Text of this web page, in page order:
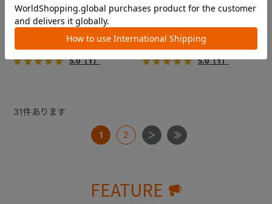
『FikaGO（フィカゴー）』か
ら待望の中型犬向け『アジャ
イル２』 登場！耐荷重30kg
で、しかも1秒・自動収納機能
搭載！！
￥69,300
5.0（1）
『FikaGO（フィカゴー）』か
イル２』 登場！耐荷重30kg
で、しかも1秒・自動収納機能
搭載！！
￥69,300
5.0（1）
31件あります
1 2
FEATURE